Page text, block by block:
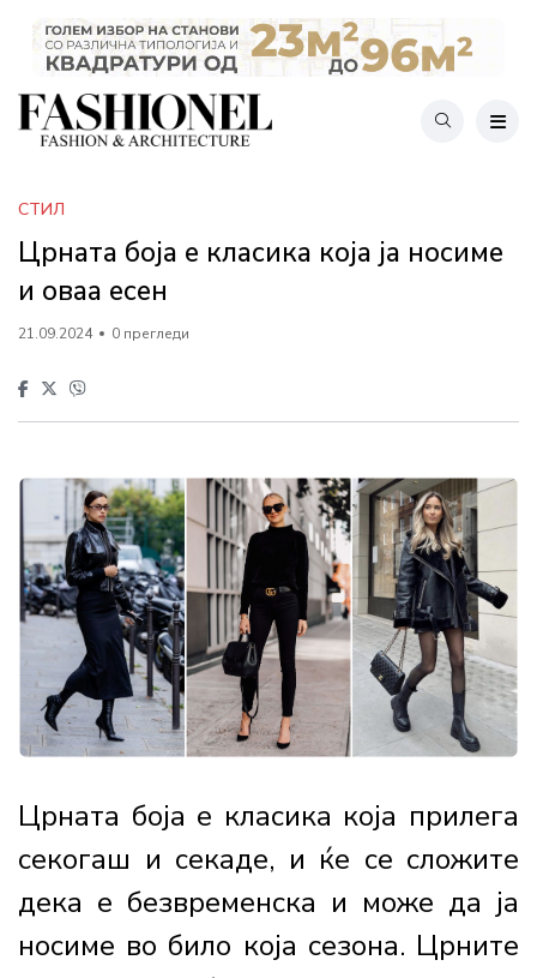
СТИЛ
Црната боја е класика која ја носиме
и оваа есен
21.09.2024 0 прегледи
Црната боја е класика која прилега
секогаш и секаде, и ќе се сложите
дека е безвременска и може да ја
носиме во било која сезона. Црните